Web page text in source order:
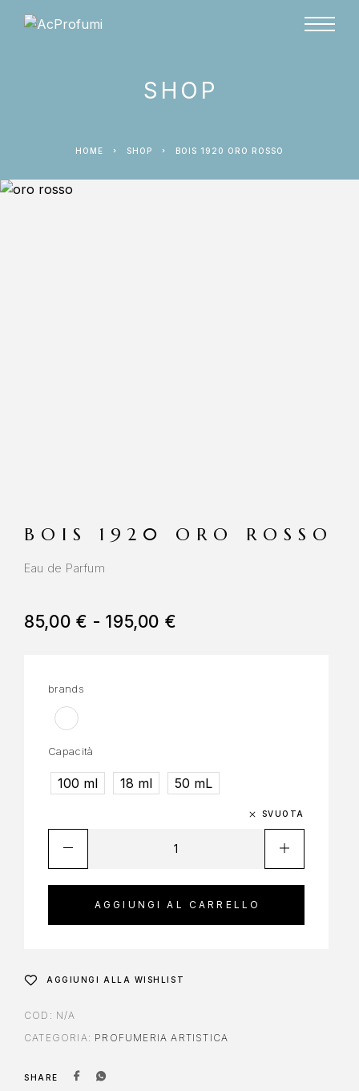
SHOP
HOME SHOP BOIS 1920 ORO ROSSO
BOIS 1920 ORO ROSSO
Eau de Parfum
85,00 € - 195,00 €
brands
Capacità
100 ml 18 ml 50 mL
SVUOTA
AGGIUNGI AL CARRELLO
AGGIUNGI ALLA WISHLIST
COD: N/A
CATEGORIA: PROFUMERIA ARTISTICA
SHARE